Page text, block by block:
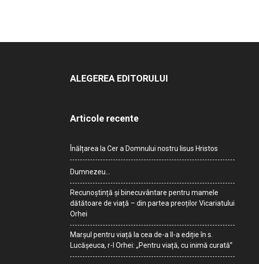
ALEGEREA EDITORULUI
Articole recente
Înălțarea la Cer a Domnului nostru Iisus Hristos
Dumnezeu…
Recunoștință și binecuvântare pentru mamele
dătătoare de viață – din partea preoților Vicariatului
Orhei
Marșul pentru viață la cea de-a II-a ediție în s.
Lucășeuca, r-l Orhei: „Pentru viață, cu inimă curată”